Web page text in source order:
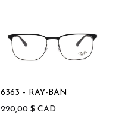
6363 – RAY-BAN
220,00 $ CAD